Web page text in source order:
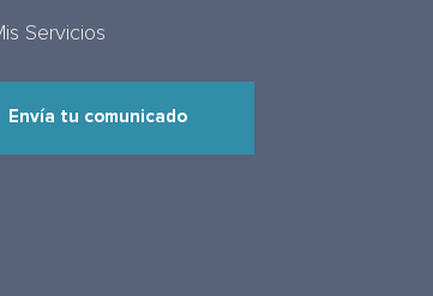
Servicios
Envía tu comunicado